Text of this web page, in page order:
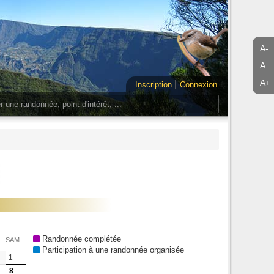
A-
A
A+
Inscription
Connexion
SAM
1
8
Randonnée complétée
Participation à une randonnée organisée